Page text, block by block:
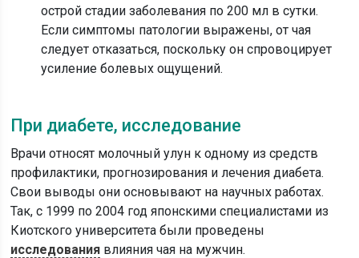
острой стадии заболевания по 200 мл в сутки.
Если симптомы патологии выражены, от чая
следует отказаться, поскольку он спровоцирует
усиление болевых ощущений.
При диабете, исследование
Врачи относят молочный улун к одному из средств
профилактики, прогнозирования и лечения диабета.
Свои выводы они основывают на научных работах.
Так, с 1999 по 2004 год японскими специалистами из
Киотского университета были проведены
исследования влияния чая на мужчин.